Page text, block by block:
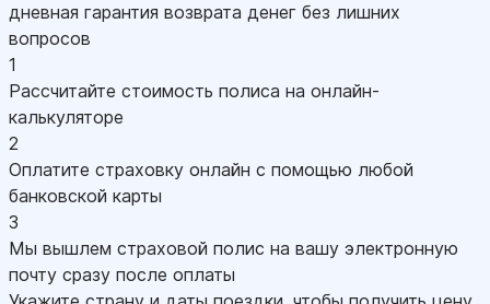
дневная гарантия возврата денег без лишних
вопросов
1
Рассчитайте стоимость полиса на онлайн-
калькуляторе
2
Оплатите страховку онлайн с помощью любой
банковской карты
3
Мы вышлем страховой полис на вашу электронную
почту сразу после оплаты